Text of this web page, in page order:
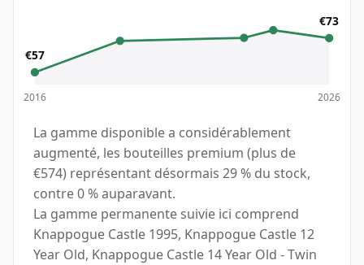
€57
2016
€73
2026
La gamme disponible a considérablement
augmenté, les bouteilles premium (plus de
€574) représentant désormais 29 % du stock,
contre 0 % auparavant.
La gamme permanente suivie ici comprend
Knappogue Castle 1995, Knappogue Castle 12
Year Old, Knappogue Castle 14 Year Old - Twin